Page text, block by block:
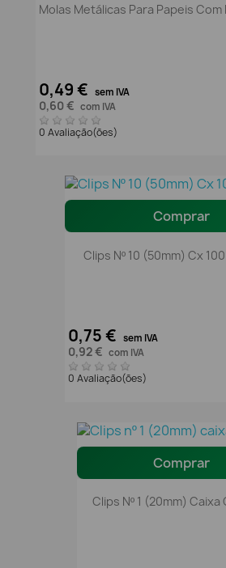
Molas Metálicas Para Papeis
0,49 € sem IVA
0,60 € com IVA
0 Avaliação(ões)
Comprar
Clips Nº 10 (50mm) Cx
0,75 € sem IVA
0,92 € com IVA
0 Avaliação(ões)
Comprar
Clips Nº 1 (20mm) Caixa